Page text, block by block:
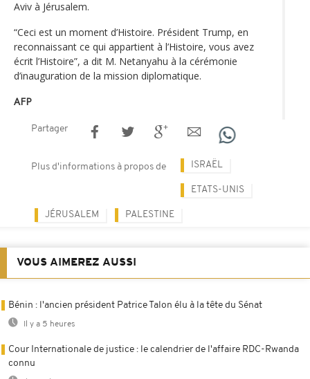
Aviv à Jérusalem.
“Ceci est un moment d’Histoire. Président Trump, en
reconnaissant ce qui appartient à l’Histoire, vous avez
écrit l’Histoire”, a dit M. Netanyahu à la cérémonie
d’inauguration de la mission diplomatique.
AFP
Partager
Plus d'informations à propos de ISRAËL
ETATS-UNIS
JÉRUSALEM PALESTINE
VOUS AIMEREZ AUSSI
Bénin : l'ancien président Patrice Talon élu à la tête du Sénat
Il y a 5 heures
Cour Internationale de justice : le calendrier de l'affaire RDC-Rwanda
connu